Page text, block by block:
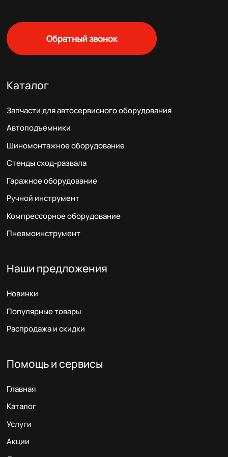
Обратный звонок
Каталог
Запчасти для автосервисного оборудования
Автоподъемники
Шиномонтажное оборудование
Стенды сход-развала
Гаражное оборудование
Ручной инструмент
Компрессорное оборудование
Пневмоинструмент
Наши предложения
Новинки
Популярные товары
Распродажа и скидки
Помощь и сервисы
Главная
Каталог
Услуги
Акции